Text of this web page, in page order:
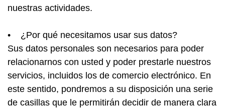
nuestras actividades.
• ¿Por qué necesitamos usar sus datos?
Sus datos personales son necesarios para poder
relacionarnos con usted y poder prestarle nuestros
servicios, incluidos los de comercio electrónico. En
este sentido, pondremos a su disposición una serie
de casillas que le permitirán decidir de manera clara